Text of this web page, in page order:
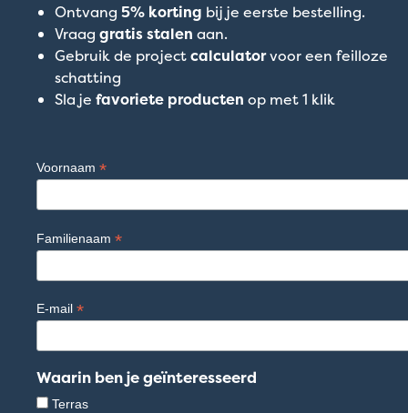
Ontvang 5% korting bij je eerste bestelling.
Vraag gratis stalen aan.
Gebruik de projectcalculatorvoor een feilloze
schatting
Sla je favoriete producten op met 1 klik
Voornaam *
Familienaam *
E-mail *
Waarin ben je geïnteresseerd
Terras